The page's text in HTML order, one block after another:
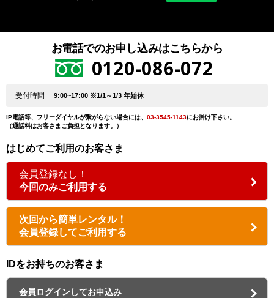
お電話でのお申し込みはこちらから
0120-086-072
受付時間 9:00~17:00 ※1/1～1/3 年始休
IP電話等、フリーダイヤルが繋がらない場合には、 03-3545-1143にお掛け下さい。
（通話料はお客さまご負担となります。）
はじめてご利用のお客さま
会員登録なし！
今回のみご利用する
次回から簡単レンタル！
会員登録してご利用する
IDをお持ちのお客さま
会員ログインしてお申込み